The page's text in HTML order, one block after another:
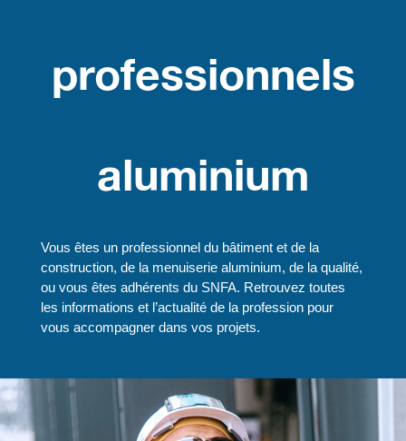
professionnels
aluminium
Vous êtes un professionnel du bâtiment et de la
construction, de la menuiserie aluminium, de la qualité,
ou vous êtes adhérents du SNFA. Retrouvez toutes
les informations et l’actualité de la profession pour
vous accompagner dans vos projets.